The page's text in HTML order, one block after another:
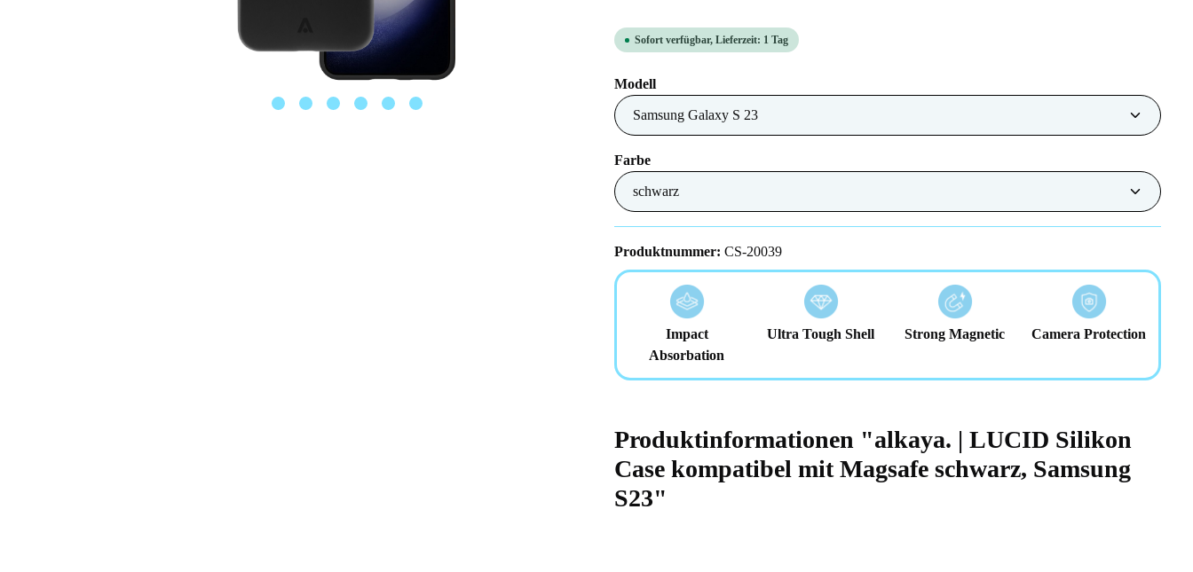
Sofort verfügbar, Lieferzeit: 1 Tag
Modellauswählen
Farbeauswählen
Produktnummer: CS-20039
Impact
Absorbation
Ultra Tough Shell Strong Magnetic Camera Protection
Produktinformationen "alkaya. | LUCID Silikon
Case kompatibel mit Magsafe schwarz, Samsung
S23"